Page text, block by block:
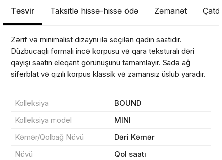
Təsvir Taksitlə hissə-hissə ödə Zəmanət
Zərif və minimalist dizaynı ilə seçilən qadın saatıdır.
Düzbucaqlı formalı incə korpusu və qara teksturalı dəri
qayışı saatın eleqant görünüşünü tamamlayır. Sadə ağ
siferblat və qızılı korpus klassik və zamansız üslub yaradır.
Kolleksiya
BOUND
Kolleksiya model
MINI
Kəmər/Qolbağ Növü
Dəri Kəmər
Növü
Qol saatı
Məhsul(lar) səbətə əlavə edildi